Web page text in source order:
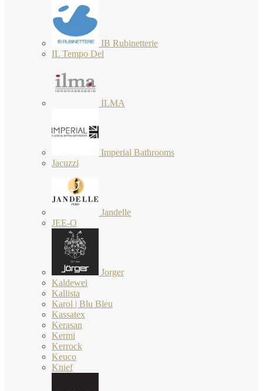
IB Rubinetterie
IL Tempo Del
ILMA
Imperial Bathrooms
Jacuzzi
Jandelle
JEE-O
Jorger
Kaldewei
Kallista
Karol | Blu Bleu
Kassatex
Kerasan
Kermi
Kerrock
Keuco
Knief